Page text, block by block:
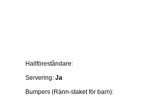
Hallföreståndare:
Servering: Ja
Bumpers (Ränn-staket för barn):